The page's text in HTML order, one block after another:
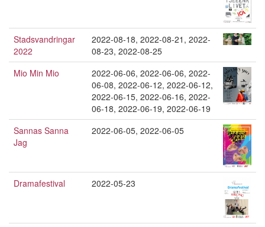
Stadsvandringar
2022
2022-08-18, 2022-08-21 , 2022-
08-23, 2022-08-25
Mio Min Mio
2022-06-06, 2022-06-06, 2022-
06-08, 2022-06-12, 2022-06-12,
2022-06-15, 2022-06-16, 2022-
06-18, 2022-06-19, 2022-06-19
Sannas Sanna
Jag
2022-06-05, 2022-06-05
Dramafestival 2022-05-23